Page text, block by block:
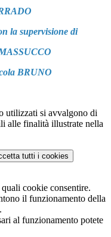
la supervisione di
BRUNO
utilizzati si avvalgono di
alle finalità illustrate nella
tutti i cookies
cookie consentire.
il funzionamento della
al funzionamento potete